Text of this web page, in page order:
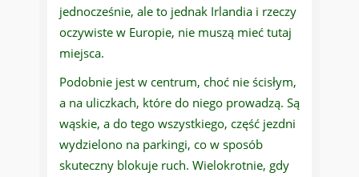
jednocześnie, ale to jednak Irlandia i rzeczy
oczywiste w Europie, nie muszą mieć tutaj
miejsca.
Podobnie jest w centrum, choć nie ścisłym,
a na uliczkach, które do niego prowadzą. Są
wąskie, a do tego wszystkiego, część jezdni
wydzielono na parkingi, co w sposób
skuteczny blokuje ruch. Wielokrotnie, gdy